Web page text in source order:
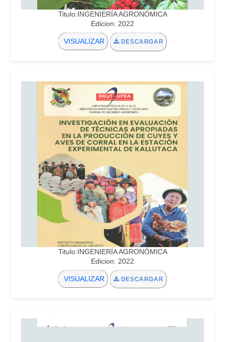
Titulo:INGENIERÍA AGRONÓMICA
Edicion: 2022
VISUALIZAR DESCARGAR
Titulo:INGENIERÍA AGRONÓMICA
Edicion: 2022
VISUALIZAR DESCARGAR